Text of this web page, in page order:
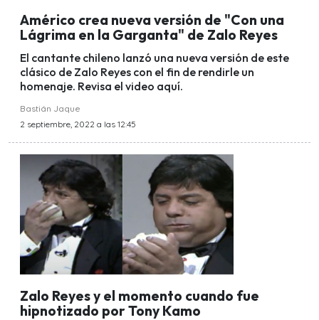
Américo crea nueva versión de "Con una
Lágrima en la Garganta" de Zalo Reyes
El cantante chileno lanzó una nueva versión de este
clásico de Zalo Reyes con el fin de rendirle un
homenaje. Revisa el video aquí.
Bastián Jaque
2 septiembre, 2022 a las 12:45
Zalo Reyes y el momento cuando fue
hipnotizado por Tony Kamo